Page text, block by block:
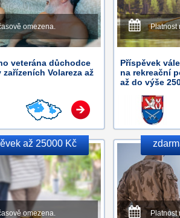
omezena.
veterána důchodce
Volareza až
Platnost
Příspěvek
na rekreační
až do výše
až 25000 Kč
omezena. Platnost